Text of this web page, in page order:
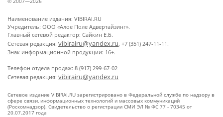
Наименование издания: VIBIRAI.RU
Учредитель: ООО «Алое Поле Адвертайзинг».
Главный сетевой редактор: Сайкин Е.Б.
Сетевая редакция: vibirairu@yandex.ru, +7 (351) 247-11-11.
Знак информационной продукции: 16+.
Телефон отдела продаж: 8 (917) 299-67-02
Сетевая редакция: vibirairu@yandex.ru
Сетевое издание VIBIRAI.RU зарегистрировано в Федеральной службе по надзору в
сфере связи, информационных технологий и массовых коммуникаций
(Роскомнадзор). Свидетельство о регистрации СМИ ЭЛ № ФС 77 - 70345 от
20.07.2017 года